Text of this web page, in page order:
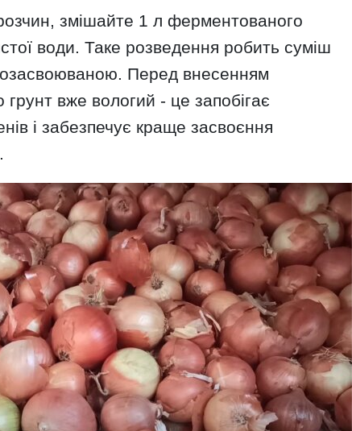
змішайте 1 л ферментованого
води. Таке розведення робить суміш
Перед внесенням
вже вологий - це запобігає
і забезпечує краще засвоєння